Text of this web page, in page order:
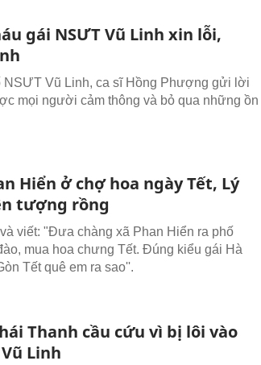
gái NSƯT Vũ Linh xin lỗi,
NSƯT Vũ Linh, ca sĩ Hồng Phượng gửi lời
mọi người cảm thông và bỏ qua những ồn
Hiển ở chợ hoa ngày Tết, Lý
tượng rồng
viết: "Đưa chàng xã Phan Hiển ra phố
mua hoa chưng Tết. Đúng kiểu gái Hà
Tết quê em ra sao''.
Thanh cầu cứu vì bị lôi vào
Linh